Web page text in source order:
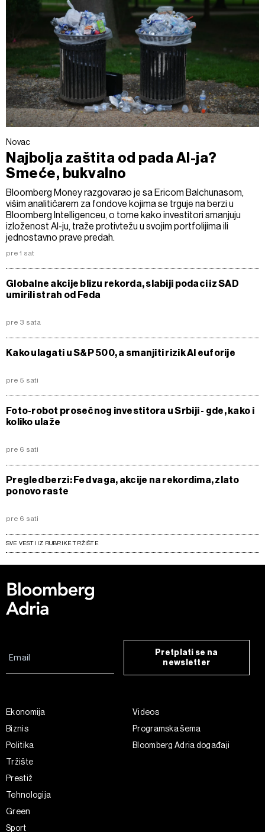
Novac
Najbolja zaštita od pada AI-ja?
Smeće, bukvalno
Bloomberg Money razgovarao je sa Ericom Balchunasom,
višim analitičarem za fondove kojima se trguje na berzi u
Bloomberg Intelligenceu, o tome kako investitori smanjuju
izloženost AI-ju, traže protivtežu u svojim portfolijima ili
jednostavno prave predah.
pre 1 sat
Globalne akcije blizu rekorda, slabiji podaci iz SAD
umirili strah od Feda
pre 3 sata
Kako ulagati u S&P 500, a smanjiti rizik AI euforije
pre 5 sati
Foto-robot prosečnog investitora u Srbiji - gde, kako i
koliko ulaže
pre 6 sati
Pregled berzi: Fed vaga, akcije na rekordima, zlato
ponovo raste
pre 6 sati
SVE VESTI IZ RUBRIKE TRŽIŠTE
Pretplati se na
newsletter
Ekonomija
Biznis
Politika
Tržište
Prestiž
Tehnologija
Green
Sport
Videos
Programska šema
Bloomberg Adria događaji